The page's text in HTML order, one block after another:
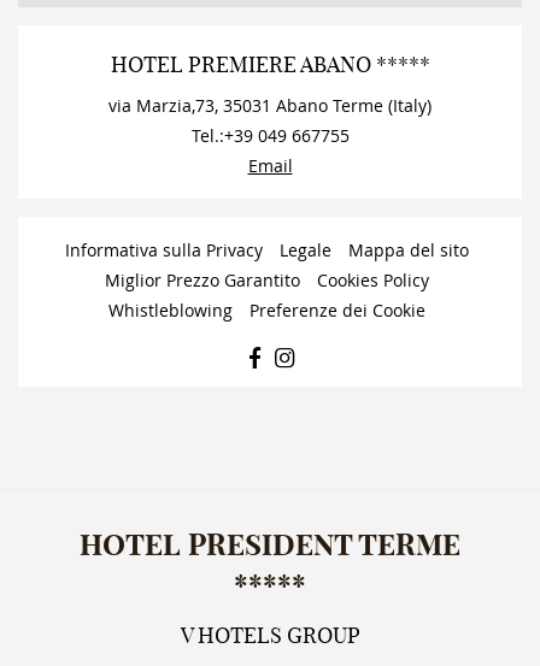
HOTEL PREMIERE ABANO *****
via Marzia,73, 35031 Abano Terme (Italy)
Tel.:+39 049 667755
Email
Informativa sulla Privacy Legale
Mappa del sito
Miglior Prezzo Garantito
Cookies Policy
Whistleblowing
Preferenze dei Cookie
FACEBOOK
HOTEL PRESIDENT TERME
*****
V HOTELS GROUP